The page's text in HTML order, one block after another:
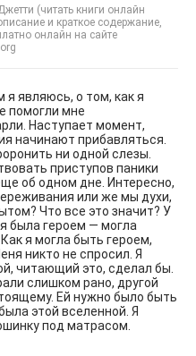
(читать книги онлайн
и краткое содержание,
онлайн на сайте
я являюсь, о том, как я
помогли мне
Наступает момент,
начинают прибавляться.
ни одной слезы.
приступов паники
об одном дне. Интересно,
или же мы духи,
Что все это значит? У
была героем — могла
я могла быть героем,
никто не спросил. Я
читающий это, сделал бы.
слишком рано, другой
Ей нужно было быть
этой вселенной. Я
под матрасом.